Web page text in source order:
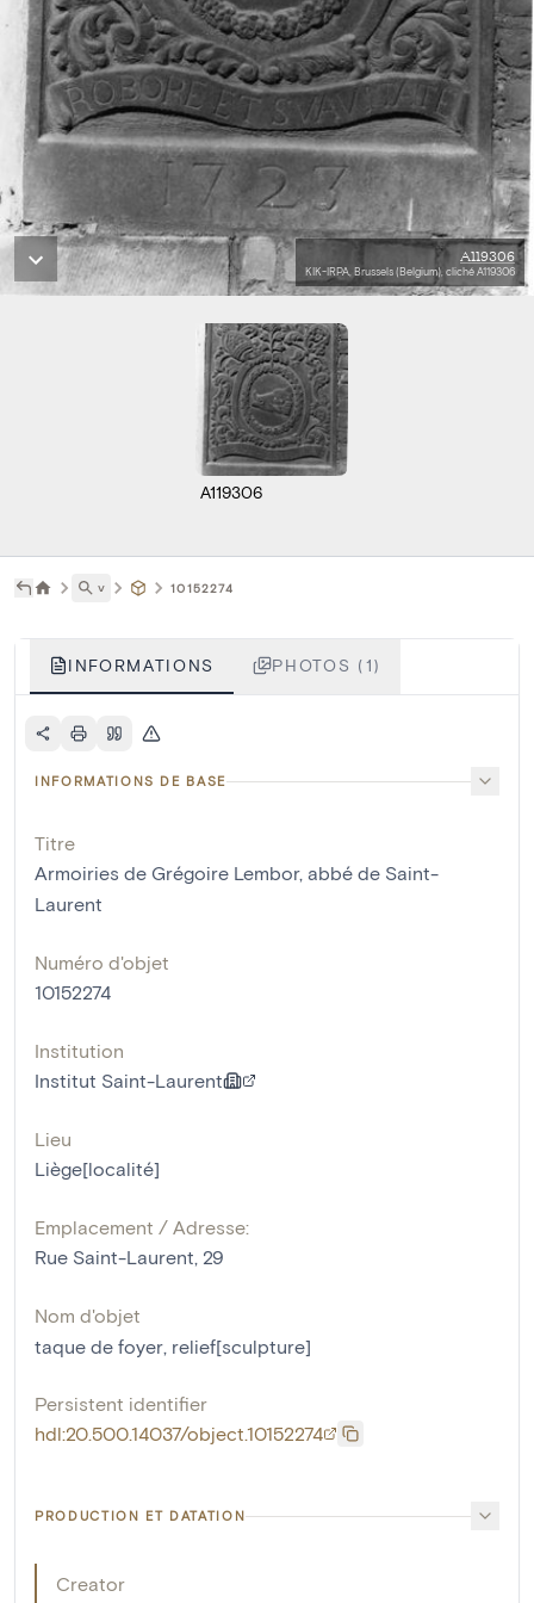
A119306
KIK-IRPA, Brussels (Belgium), cliché A119306
A119306
˅ 10152274
INFORMATIONS PHOTOS (1)
INFORMATIONS DE BASE
Titre
Armoiries de Grégoire Lembor, abbé de Saint-
Laurent
Numéro d'objet
10152274
Institution
Institut Saint-Laurent
Lieu
Liège[localité]
Emplacement / Adresse:
Rue Saint-Laurent, 29
Nom d'objet
taque de foyer, relief[sculpture]
Persistent identifier
hdl:20.500.14037/object.10152274
PRODUCTION ET DATATION
Creator